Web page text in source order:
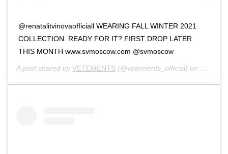
@renatalitvinovaofficiall WEARING FALL WINTER 2021
COLLECTION. READY FOR IT? FIRST DROP LATER
THIS MONTH www.svmoscow.com @svmoscow
A post shared by VETEMENTS (@vetements_official) on May